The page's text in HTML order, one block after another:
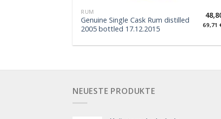
RUM
Genuine Single Cask Rum distilled
2005 bottled 17.12.2015
69,71
NEUESTE PRODUKTE